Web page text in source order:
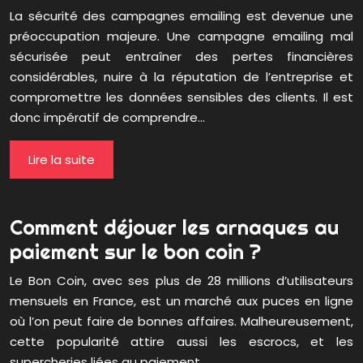
La sécurité des campagnes emailing est devenue une
préoccupation majeure. Une campagne emailing mal
sécurisée peut entraîner des pertes financières
considérables, nuire à la réputation de l’entreprise et
compromettre les données sensibles des clients. Il est
donc impératif de comprendre…
Lire la suite
Comment déjouer les arnaques au
paiement sur le bon coin ?
Le Bon Coin, avec ses plus de 28 millions d’utilisateurs
mensuels en France, est un marché aux puces en ligne
où l’on peut faire de bonnes affaires. Malheureusement,
cette popularité attire aussi les escrocs, et les